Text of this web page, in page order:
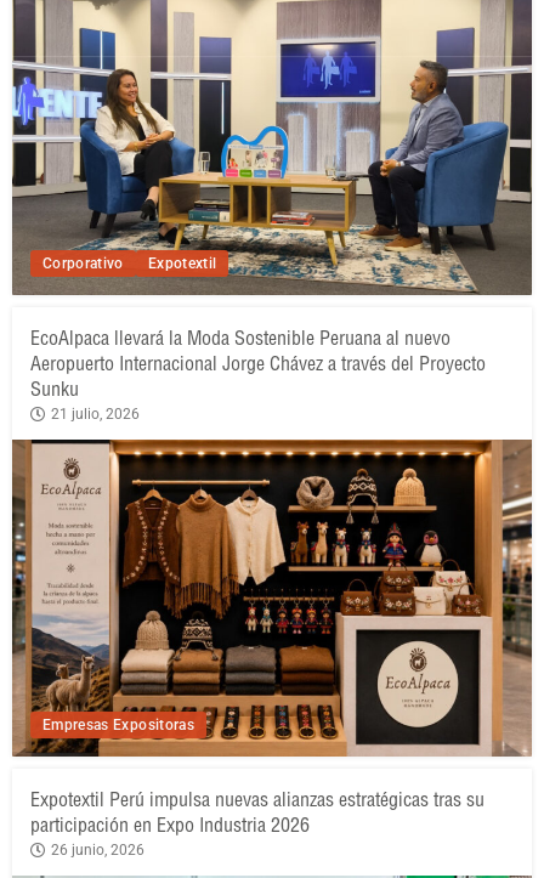
Corporativo Expotextil
Empresas Expositoras
EcoAlpaca llevará la Moda Sostenible Peruana al nuevo
Aeropuerto Internacional Jorge Chávez a través del Proyecto
Sunku
21 julio, 2026
Expotextil Perú impulsa nuevas alianzas estratégicas tras su
participación en Expo Industria 2026
26 junio, 2026